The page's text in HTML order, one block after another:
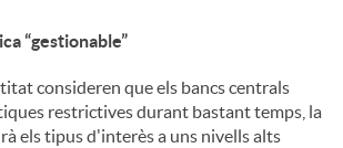
“gestionable”
consideren que els bancs centrals
restrictives durant bastant temps, la
els tipus d'interès a uns nivells alts